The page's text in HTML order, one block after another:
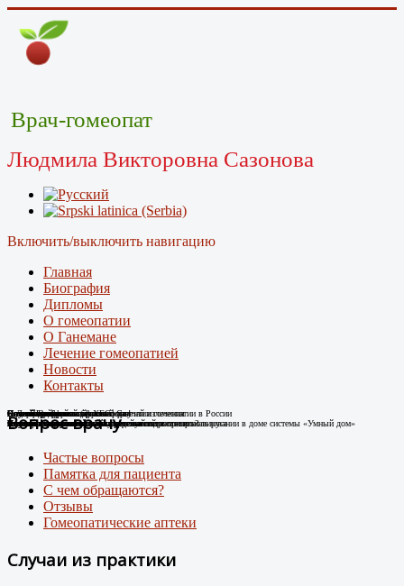
Врач-гомеопат
Людмила Викторовна Сазонова
Включить/выключить навигацию
Главная
Биография
Дипломы
О гомеопатии
О Ганемане
Лечение гомеопатией
Новости
Контакты
Случай Вай-фай
Человек-антенна. Случай излечения.
Я не могу дышать без телефона!
Случай из практики
Новые препараты цифровой эры
Появились случаи плохого самочувствия при использовании в доме системы «Умный дом»
Лечение цифровой зависимости
про игровую зависимость у детей и подростков
К Дню гомеопатии: факты о развитии гомеопатии в России
Остеоартроз.
Случай из практики.
Соли Шюсслера
Какими гомеопатическими средствами что лечить?
Склероатрофический лихен. Случай излечения
Лечение Крауроза вульвы гомеопатией
Случай диабета
Лечение гомеопатией
Новый штамм ковида ХЕС.
Внимание: пришел новый вирусный штамм коронавируса
Вопрос врачу
Частые вопросы
Памятка для пациента
С чем обращаются?
Отзывы
Гомеопатические аптеки
Случаи из практики